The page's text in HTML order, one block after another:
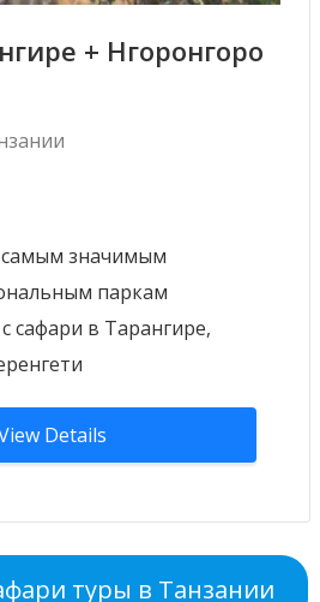
+ Нгоронгоро
значимым
паркам
сафари в Тарангире,
Details
туры в Танзании